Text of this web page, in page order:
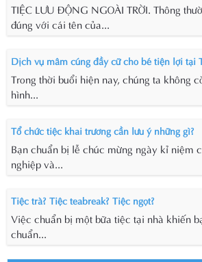
TIỆC LƯU ĐỘNG NGOÀI TRỜI. Thông
đúng với cái tên của...
Dịch vụ mâm cúng đầy cữ cho bé tiện lợi tại
Trong thời buổi hiện nay, chúng ta không
hình...
Tổ chức tiệc khai trương cần lưu ý những gì?
Bạn chuẩn bị lễ chúc mừng ngày kỉ niệm
nghiệp và...
Tiệc trà? Tiệc teabreak? Tiệc ngọt?
Việc chuẩn bị một bữa tiệc tại nhà khiến
chuẩn...